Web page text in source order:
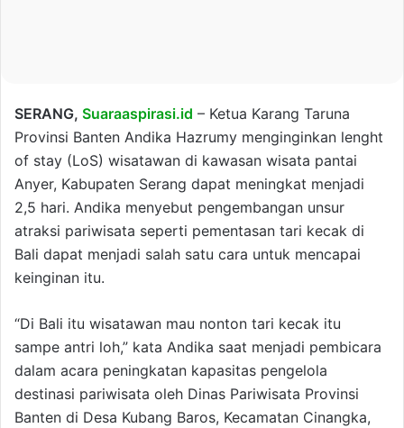
SERANG, Suaraaspirasi.id – Ketua Karang Taruna
Provinsi Banten Andika Hazrumy menginginkan lenght
of stay (LoS) wisatawan di kawasan wisata pantai
Anyer, Kabupaten Serang dapat meningkat menjadi
2,5 hari. Andika menyebut pengembangan unsur
atraksi pariwisata seperti pementasan tari kecak di
Bali dapat menjadi salah satu cara untuk mencapai
keinginan itu.
“Di Bali itu wisatawan mau nonton tari kecak itu
sampe antri loh,” kata Andika saat menjadi pembicara
dalam acara peningkatan kapasitas pengelola
destinasi pariwisata oleh Dinas Pariwisata Provinsi
Banten di Desa Kubang Baros, Kecamatan Cinangka,